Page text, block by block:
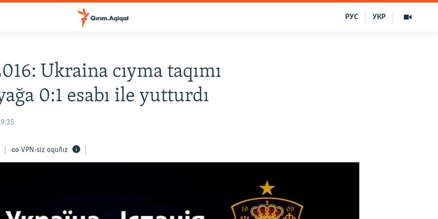
УКР
РУС
Ukraina cıyma taqımı
0:1 esabı ile yutturdı
VPN-siz oquñız